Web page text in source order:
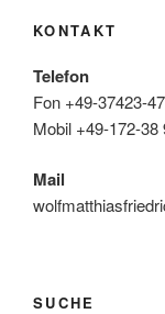
KONTAKT
Telefon
Fon +49-37423-
Mobil +49-172-38
Mail
SUCHE